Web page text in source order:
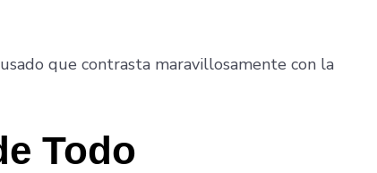
que contrasta maravillosamente con la
Todo